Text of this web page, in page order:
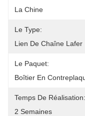
La Chine
Le Type:
Lien De Chaîne Lafer
Le Paquet:
Boîtier En
Temps De Réalisation:
2 Semaines